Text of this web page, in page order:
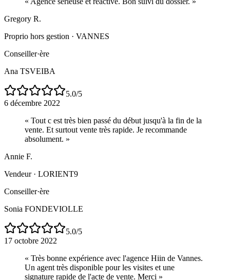
Gregory R.
Proprio hors gestion · VANNES
Conseiller·ère
Ana TSVEIBA
5.0/5
6 décembre 2022
« Tout c est très bien passé du début jusqu'à la fin de la
vente. Et surtout vente très rapide. Je recommande
absolument. »
Annie F.
Vendeur· LORIENT9
Conseiller·ère
Sonia FONDEVIOLLE
5.0/5
17 octobre 2022
« Très bonne expérience avec l'agence Hiin de Vannes.
Un agent très disponible pour les visites et une
signature rapide de l'acte de vente. Merci »